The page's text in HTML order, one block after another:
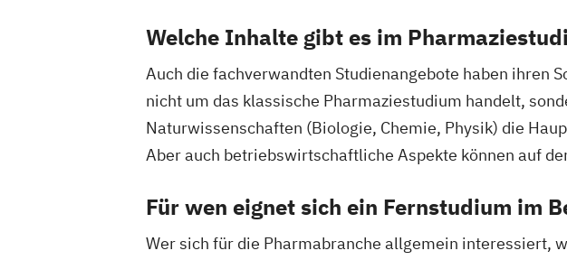
Welche Inhalte gibt es im
Auch die fachverwandten Studienangebote haben ihren
nicht um das klassische Pharmaziestudium handelt,
Naturwissenschaften (Biologie, Chemie, Physik) die
Aber auch betriebswirtschaftliche Aspekte können auf
Für wen eignet sich ein Fernstudium im
Wer sich für die Pharmabranche allgemein interessiert,